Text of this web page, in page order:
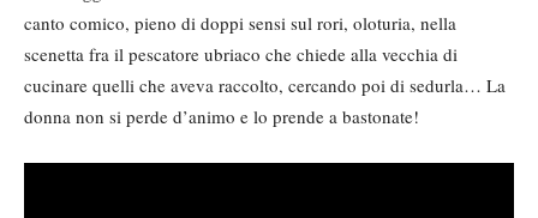
canto comico, pieno di doppi sensi sul rori, oloturia, nella
scenetta fra il pescatore ubriaco che chiede alla vecchia di
cucinare quelli che aveva raccolto, cercando poi di sedurla… La
donna non si perde d’animo e lo prende a bastonate!